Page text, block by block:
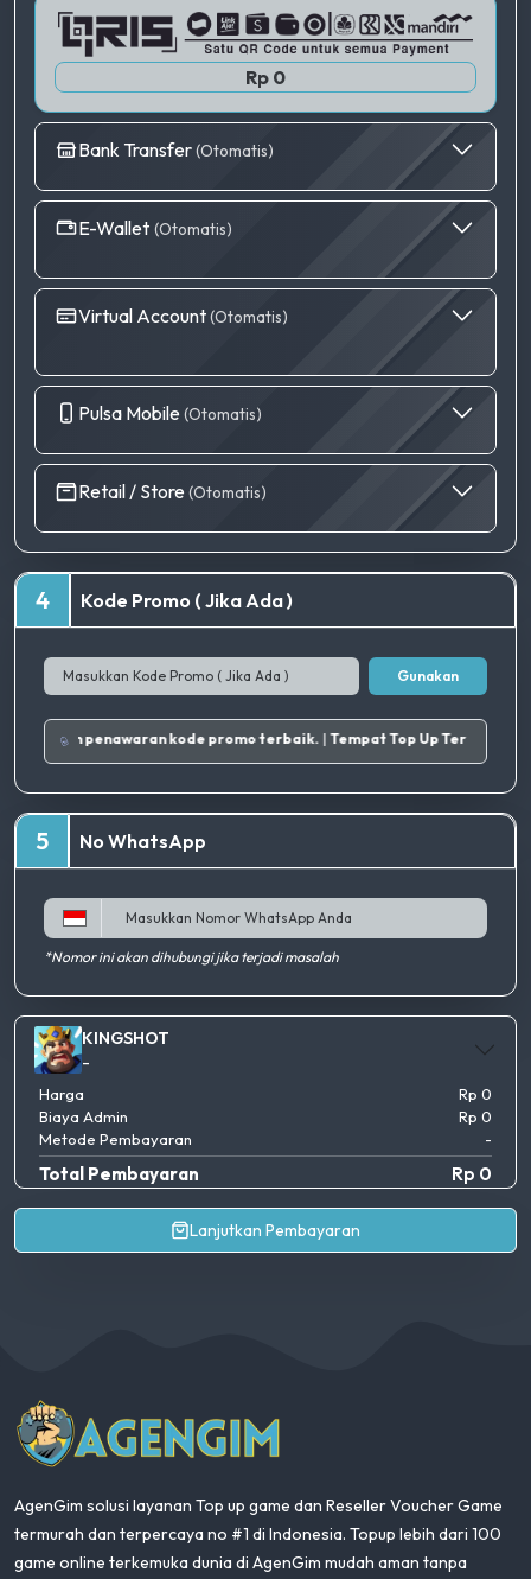
Rp 0
Bank Transfer(Otomatis)
E-Wallet (Otomatis)
Virtual Account(Otomatis)
Pulsa Mobile (Otomatis)
Retail / Store (Otomatis)
4 Kode Promo ( Jika Ada )
Gunakan
kami lainnya, dan dapatkan penawaran kode promo terbaik. |
5 No WhatsApp
*Nomor ini akan dihubungi jika terjadi masalah
KINGSHOT
-
Harga
Rp 0
Biaya Admin
Rp 0
Metode Pembayaran
-
Total Pembayaran Rp 0
Lanjutkan Pembayaran
AgenGim
AgenGim solusi layanan Top up game dan Reseller Voucher Game
termurah dan terpercaya no #1 di Indonesia. Topup lebih dari 100
game online terkemuka dunia di AgenGim mudah aman tanpa